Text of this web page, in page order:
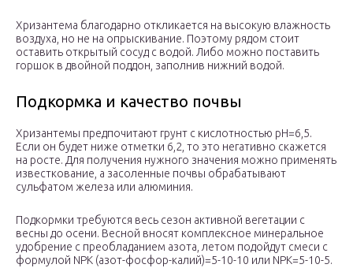
Хризантема благодарно откликается на высокую влажность
воздуха, но не на опрыскивание. Поэтому рядом стоит
оставить открытый сосуд с водой. Либо можно поставить
горшок в двойной поддон, заполнив нижний водой.
Подкормка и качество почвы
Хризантемы предпочитают грунт с кислотностью pH=6,5.
Если он будет ниже отметки 6,2, то это негативно скажется
на росте. Для получения нужного значения можно применять
известкование, а засоленные почвы обрабатывают
сульфатом железа или алюминия.
Подкормки требуются весь сезон активной вегетации с
весны до осени. Весной вносят комплексное минеральное
удобрение с преобладанием азота, летом подойдут смеси с
формулой NPK (азот-фосфор-калий)=5-10-10 или NPK=5-10-5.